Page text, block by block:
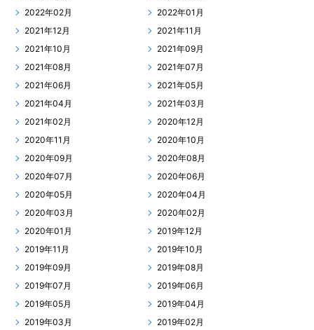
2022年02月
2022年01月
2021年12月
2021年11月
2021年10月
2021年09月
2021年08月
2021年07月
2021年06月
2021年05月
2021年04月
2021年03月
2021年02月
2020年12月
2020年11月
2020年10月
2020年09月
2020年08月
2020年07月
2020年06月
2020年05月
2020年04月
2020年03月
2020年02月
2020年01月
2019年12月
2019年11月
2019年10月
2019年09月
2019年08月
2019年07月
2019年06月
2019年05月
2019年04月
2019年03月
2019年02月